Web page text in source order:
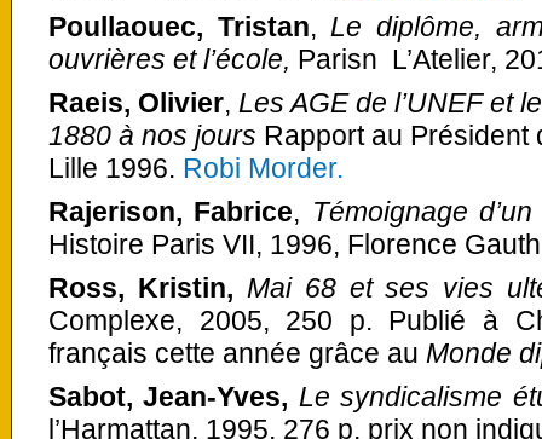
Poullaouec, Tristan, Le diplôme,
ouvrières et l’école, Parisn L’Atelier,
Raeis, Olivier, Les AGE de l’UNEF et
1880 à nos jours Rapport au Président
Lille 1996. Robi Morder.
Rajerison, Fabrice, Témoignage
Histoire Paris VII, 1996, Florence
Ross, Kristin, Mai 68 et ses vies
Complexe, 2005, 250 p. Publié à
français cette année grâce au Monde
Sabot, Jean-Yves, Le syndicalisme
l’Harmattan, 1995, 276 p, prix non